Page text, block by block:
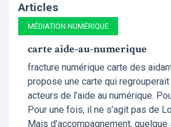
Articles
MÉDIATION NUMÉRIQUE
carte aide-au-numerique
fracture numérique carte des
propose une carte qui
acteurs de l’aide au numérique.
Pour une fois, il ne s’agit pas de
Mais d’accompagnement, quelque